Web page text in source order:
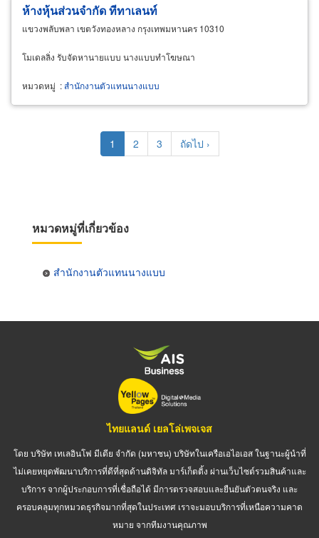
ห้างหุ้นส่วนจำกัด ทีทาเลนท์
แขวงพลับพลา เขตวังทองหลาง กรุงเทพมหานคร 10310
โมเดลลิ่ง รับจัดหานายแบบ นางแบบทำโฆษณา
หมวดหมู่ :สำนักงานตัวแทนนางแบบ
Current
page
1 Page
2 Page
3
Next
page
ถัดไป ›
หมวดหมู่ที่เกี่ยวข้อง
สำนักงานตัวแทนนางแบบ
ไทยแลนด์ เยลโล่เพจเจส
โดย บริษัท เทเลอินโฟ มีเดีย จำกัด (มหาชน) บริษัทในเครือเอไอเอส ในฐานะผู้นำที่
ไม่เคยหยุดพัฒนาบริการที่ดีที่สุดด้านดิจิทัล มาร์เก็ตติ้ง ผ่านเว็บไซต์รวมสินค้าและ
บริการ จากผู้ประกอบการที่เชื่อถือได้ มีการตรวจสอบและยืนยันตัวตนจริง และ
ครอบคลุมทุกหมวดธุรกิจมากที่สุดในประเทศ เราจะมอบบริการที่เหนือความคาด
หมาย จากทีมงานคุณภาพ